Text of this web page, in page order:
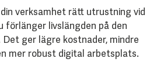
verksamhet rätt utrustning vid
förlänger livslängden på den
Det ger lägre kostnader, mindre
mer robust digital arbetsplats.